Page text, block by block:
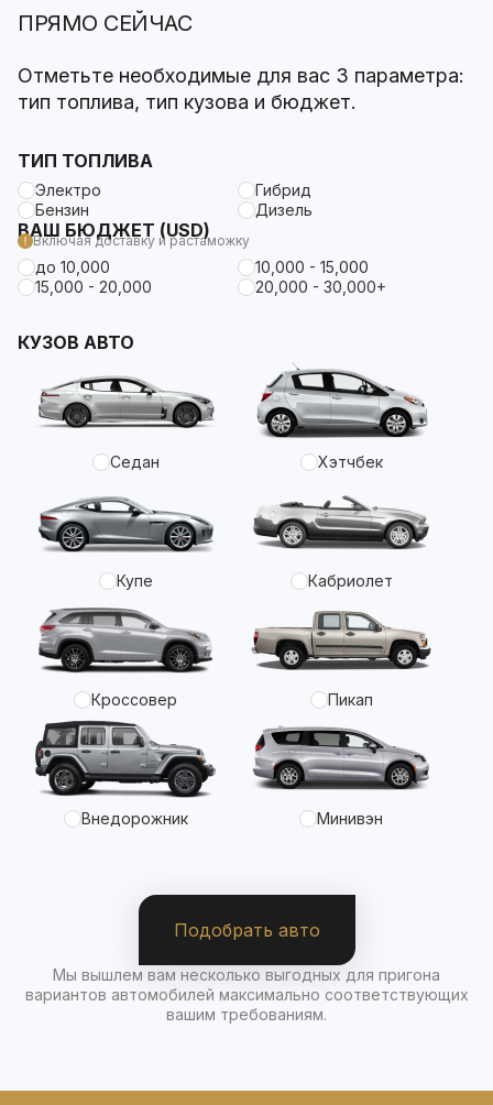
ПРЯМО СЕЙЧАС
Отметьте необходимые для вас 3 параметра:
тип топлива, тип кузова и бюджет.
ТИП ТОПЛИВА
Электро
Гибрид
Бензин
Дизель
ВАШ БЮДЖЕТ (USD)
Включая доставку и растаможку
до 10,000
10,000 - 15,000
15,000 - 20,000
20,000 - 30,000+
КУЗОВ АВТО
Седан Хэтчбек
Купе Кабриолет
Кроссовер Пикап
Внедорожник Минивэн
Подобрать авто
Мы вышлем вам несколько выгодных для пригона
вариантов автомобилей максимально соответствующих
вашим требованиям.